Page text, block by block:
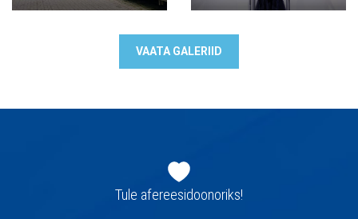
VAATA GALERIID
navigatsioonTule afereesidoonoriks!